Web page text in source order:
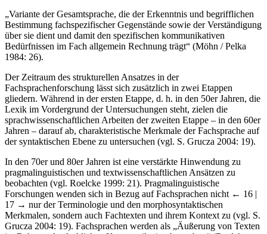
„Variante der Gesamtsprache, die der Erkenntnis und begrifflichen
Bestimmung fachspezifischer Gegenstände sowie der Verständigung
über sie dient und damit den spezifischen kommunikativen
Bedürfnissen im Fach allgemein Rechnung trägt“ (Möhn / Pelka
Der Zeitraum des strukturellen Ansatzes in der
Fachsprachenforschung lässt sich zusätzlich in zwei Etappen
gliedern. Während in der ersten Etappe, d. h. in den 50er Jahren, die
Lexik im Vordergrund der Untersuchungen steht, zielen die
sprachwissenschaftlichen Arbeiten der zweiten Etappe – in den 60er
Jahren – darauf ab, charakteristische Merkmale der Fachsprache auf
In den 70er und 80er Jahren ist eine verstärkte Hinwendung zu
pragmalinguistischen und textwissenschaftlichen Ansätzen zu
beobachten (vgl. Roelcke 1999: 21). Pragmalinguistische
Forschungen wenden sich in Bezug auf Fachsprachen nicht
17 →nur der Terminologie und den morphosyntaktischen
Merkmalen, sondern auch Fachtexten und ihrem Kontext zu (vgl. S.